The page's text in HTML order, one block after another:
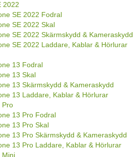
2022
SE 2022 Fodral
SE 2022 Skal
SE 2022 Skärmskydd & Kameraskydd
SE 2022 Laddare, Kablar & Hörlurar
13 Fodral
13 Skal
13 Skärmskydd & Kameraskydd
13 Laddare, Kablar & Hörlurar
Pro
13 Pro Fodral
13 Pro Skal
13 Pro Skärmskydd & Kameraskydd
13 Pro Laddare, Kablar & Hörlurar
Mini